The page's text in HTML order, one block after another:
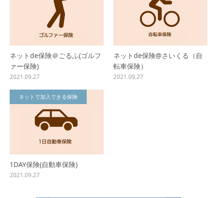
ネットde保険＠ごるふ(ゴルフ
ァー保険)
2021.09.27
ネットde保険@さいくる（自
転車保険）
2021.09.27
ネットで加入できる保険
1DAY保険(自動車保険)
2021.09.27